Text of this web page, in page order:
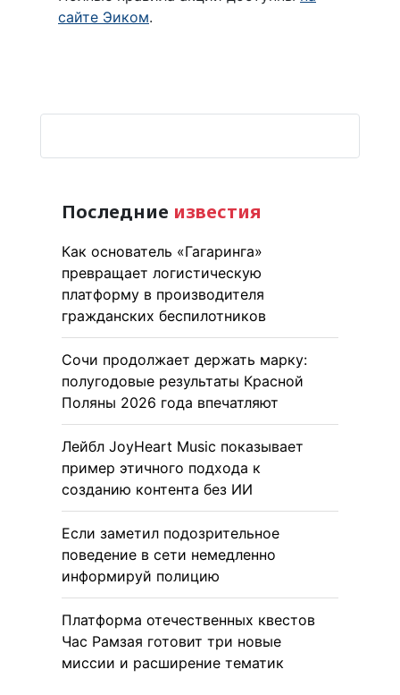
сайте Эиком.
Последние известия
Как основатель «Гагаринга»
превращает логистическую
платформу в производителя
гражданских беспилотников
Сочи продолжает держать марку:
полугодовые результаты Красной
Поляны 2026 года впечатляют
Лейбл JoyHeart Music показывает
пример этичного подхода к
созданию контента без ИИ
Если заметил подозрительное
поведение в сети немедленно
информируй полицию
Платформа отечественных квестов
Час Рамзая готовит три новые
миссии и расширение тематик